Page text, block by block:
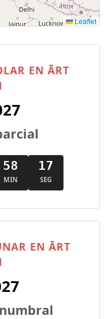
Leaflet
EN ĀRT
58
MIN
16
SEG
EN ĀRT